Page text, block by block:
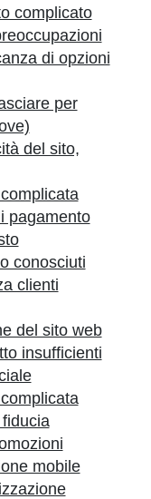
complicato
di opzioni
per
del sito,
pagamento
conosciuti
clienti
del sito web
insufficienti
mobile